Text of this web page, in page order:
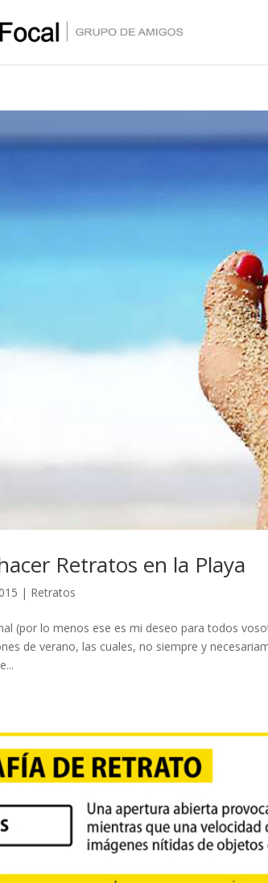
Retratos en la Playa
| Retratos
(por lo menos ese es mi deseo para todos
de verano, las cuales, no siempre y